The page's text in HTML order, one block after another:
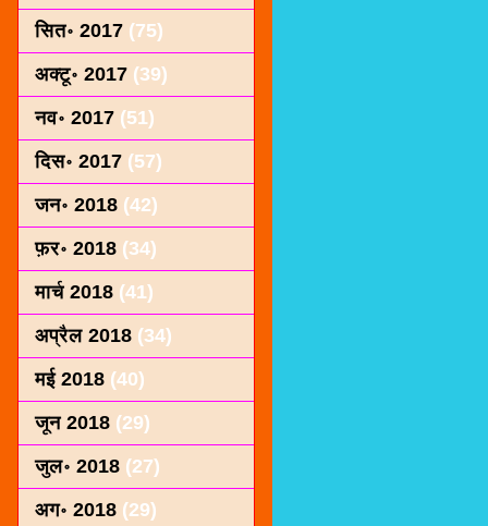
सित॰ 2017 (75)
अक्टू॰ 2017 (39)
नव॰ 2017 (51)
दिस॰ 2017 (57)
जन॰ 2018 (42)
फ़र॰ 2018 (34)
मार्च 2018 (41)
अप्रैल 2018 (34)
मई 2018 (40)
जून 2018 (29)
जुल॰ 2018 (27)
अग॰ 2018 (29)